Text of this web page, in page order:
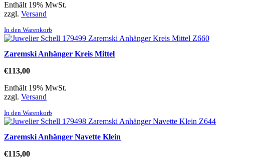
Enthält 19% MwSt.
zzgl. Versand
In den Warenkorb
Zaremski Anhänger Kreis Mittel
€113,00
Enthält 19% MwSt.
zzgl. Versand
In den Warenkorb
Zaremski Anhänger Navette Klein
€115,00